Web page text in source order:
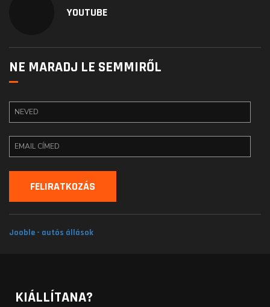
YOUTUBE
NE MARADJ LE SEMMIRŐL
Jooble - autós állások
KIÁLLÍTANA?